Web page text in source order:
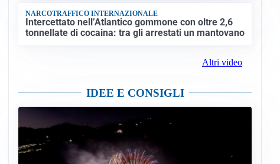
NARCOTRAFFICO INTERNAZIONALE
Intercettato nell’Atlantico gommone con oltre 2,6
tonnellate di cocaina: tra gli arrestati un mantovano
Altri video
IDEE E CONSIGLI